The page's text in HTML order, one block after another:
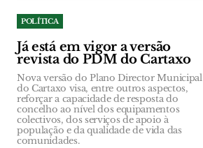
POLÍTICA
Já está em vigor a versão
revista do PDM do Cartaxo
Nova versão do Plano Director Municipal
do Cartaxo visa, entre outros aspectos,
reforçar a capacidade de resposta do
concelho ao nível dos equipamentos
colectivos, dos serviços de apoio à
população e da qualidade de vida das
comunidades.